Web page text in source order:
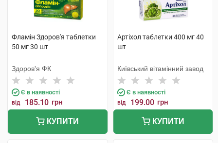
Фламін Здоров'я таблетки
50 мг 30 шт
Здоров'я ФК
Є в наявності
від 185.10 грн
КУПИТИ
Артіхол таблетки 400 мг 40
шт
Київський вітамінний завод
Є в наявності
від 199.00 грн
КУПИТИ